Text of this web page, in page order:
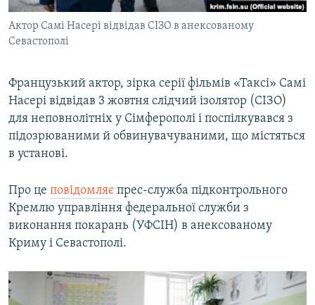
УКРАЇНСЬКА ПРОБЛЕМА КРИМУ
ІНФОГРАФІКА
ДОЛУЧАЙСЯ!
Усі сайти RFE/RL
Актор Самі Насері відвідав СІЗО в анексованому
Севастополі
Французький актор, зірка серії фільмів «Таксі» Самі
Насері відвідав 3 жовтня слідчий ізолятор (СІЗО)
для неповнолітніх у Сімферополі і поспілкувався з
підозрюваними й обвинувачуваними, що містяться
в установі.
Про це повідомляє прес-служба підконтрольного
Кремлю управління федеральної служби з
виконання покарань (УФСІН) в анексованому
Криму і Севастополі.